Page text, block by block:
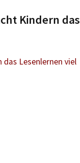
Kindern das
das Lesenlernen viel